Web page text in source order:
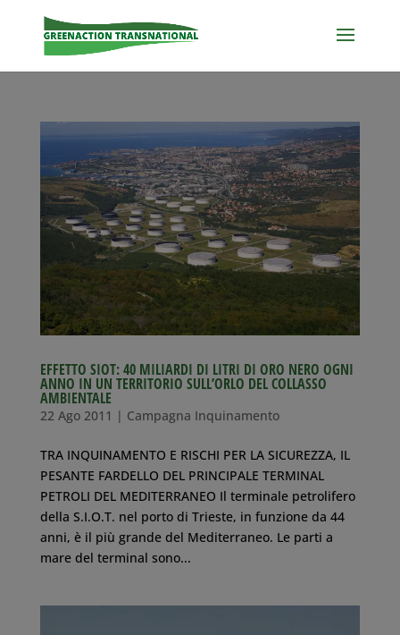
EFFETTO SIOT: 40 MILIARDI DI LITRI DI ORO NERO OGNI
ANNO IN UN TERRITORIO SULL’ORLO DEL COLLASSO
AMBIENTALE
22 Ago 2011 | Campagna Inquinamento
TRA INQUINAMENTO E RISCHI PER LA SICUREZZA, IL
PESANTE FARDELLO DEL PRINCIPALE TERMINAL
PETROLI DEL MEDITERRANEO Il terminale petrolifero
della S.I.O.T. nel porto di Trieste, in funzione da 44
anni, è il più grande del Mediterraneo. Le parti a
mare del terminal sono...